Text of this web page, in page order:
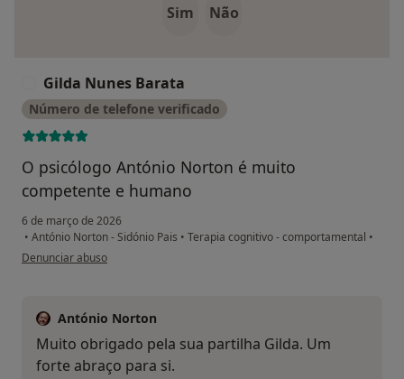
Sim Não
Gilda Nunes Barata
Número de telefone verificado
O psicólogo António Norton é muito
competente e humano
6 de março de 2026
• António Norton - Sidónio Pais • Terapia cognitivo - comportamental •
na opinião do utilizador Gilda Nunes Barata
Denunciar abuso
António Norton
Muito obrigado pela sua partilha Gilda. Um
forte abraço para si.